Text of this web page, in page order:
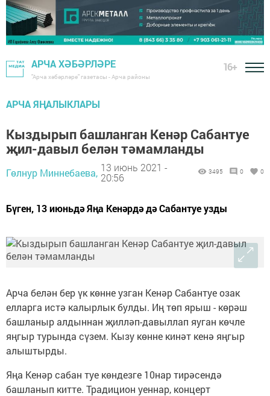
АРЧА ХӘБӘРЛӘРЕ
"Арча хәбәрләре" газетасы - Арча районы
16+
АРЧА ЯҢАЛЫКЛАРЫ
Кыздырып башланган Кенәр Сабантуе
җил-давыл белән тәмамланды
Гөлнур Миннебаева, 13 июнь 2021 -
20:56
3495 0 0
Бүген, 13 июньдә Яңа Кенәрдә дә Сабантуе узды
Арча белән бер үк көнне узган Кенәр Сабантуе озак
елларга истә калырлык булды. Иң төп ярыш - көрәш
башланыр алдыннан җилләп-давыллап яуган көчле
яңгыр турында сүзем. Кызу көнне кинәт кенә яңгыр
алыштырды.
Яңа Кенәр сабан туе көндезге 10нар тирәсендә
башланып китте. Традицион уеннар, концерт